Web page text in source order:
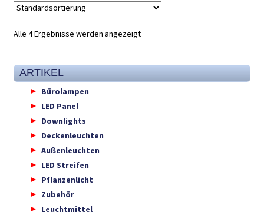
Alle 4 Ergebnisse werden angezeigt
ARTIKEL
Bürolampen
LED Panel
Downlights
Deckenleuchten
Außenleuchten
LED Streifen
Pflanzenlicht
Zubehör
Leuchtmittel